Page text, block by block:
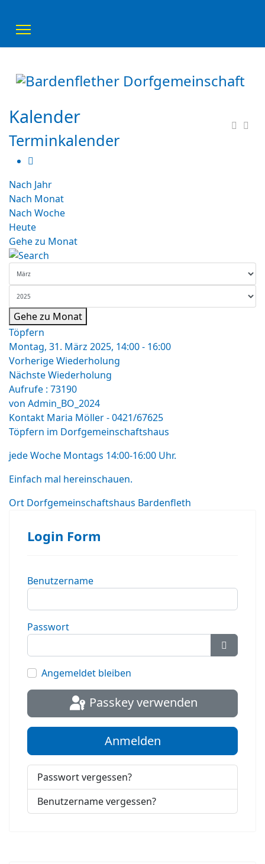
Kalender
Terminkalender
Nach Jahr
Nach Monat
Nach Woche
Heute
Gehe zu Monat
Gehe zu Monat
Töpfern
Montag, 31. März 2025, 14:00 - 16:00
Vorherige Wiederholung
Nächste Wiederholung
Aufrufe : 73190
von Admin_BO_2024
Kontakt Maria Möller - 0421/67625
Töpfern im Dorfgemeinschaftshaus
jede Woche Montags 14:00-16:00 Uhr.
Einfach mal hereinschauen.
Ort Dorfgemeinschaftshaus Bardenfleth
Login Form
Benutzername
Passwort
Angemeldet bleiben
Passkey verwenden
Anmelden
Passwort vergessen?
Benutzername vergessen?